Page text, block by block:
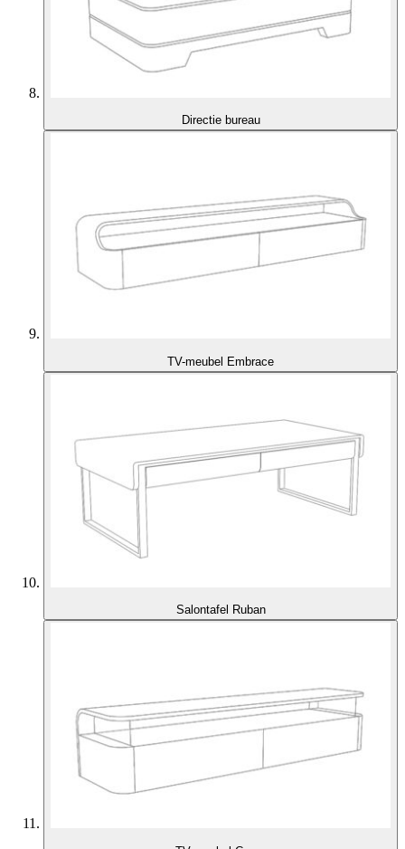
Directie bureau
TV-meubel Embrace
Salontafel Ruban